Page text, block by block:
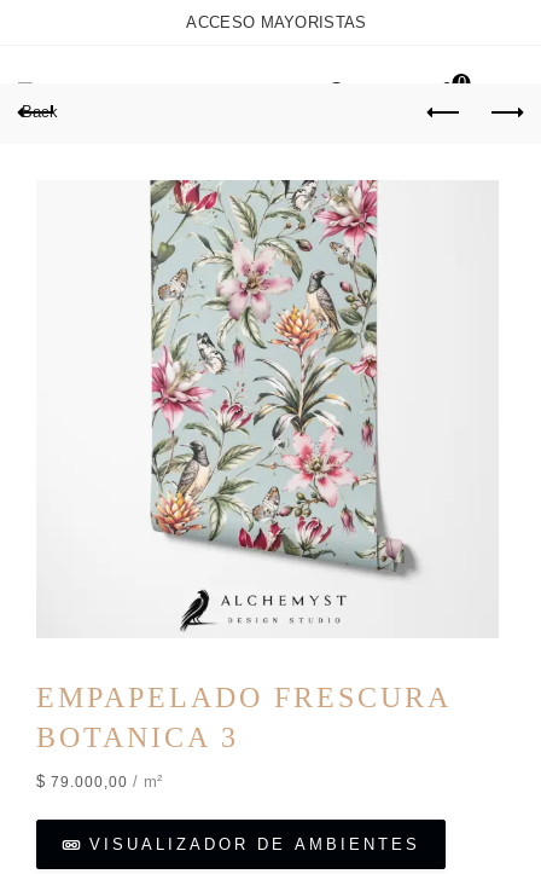
ACCESO MAYORISTAS
0
Back
EMPAPELADO FRESCURA
BOTANICA 3
$ 79.000,00 / m²
VISUALIZADOR DE AMBIENTES